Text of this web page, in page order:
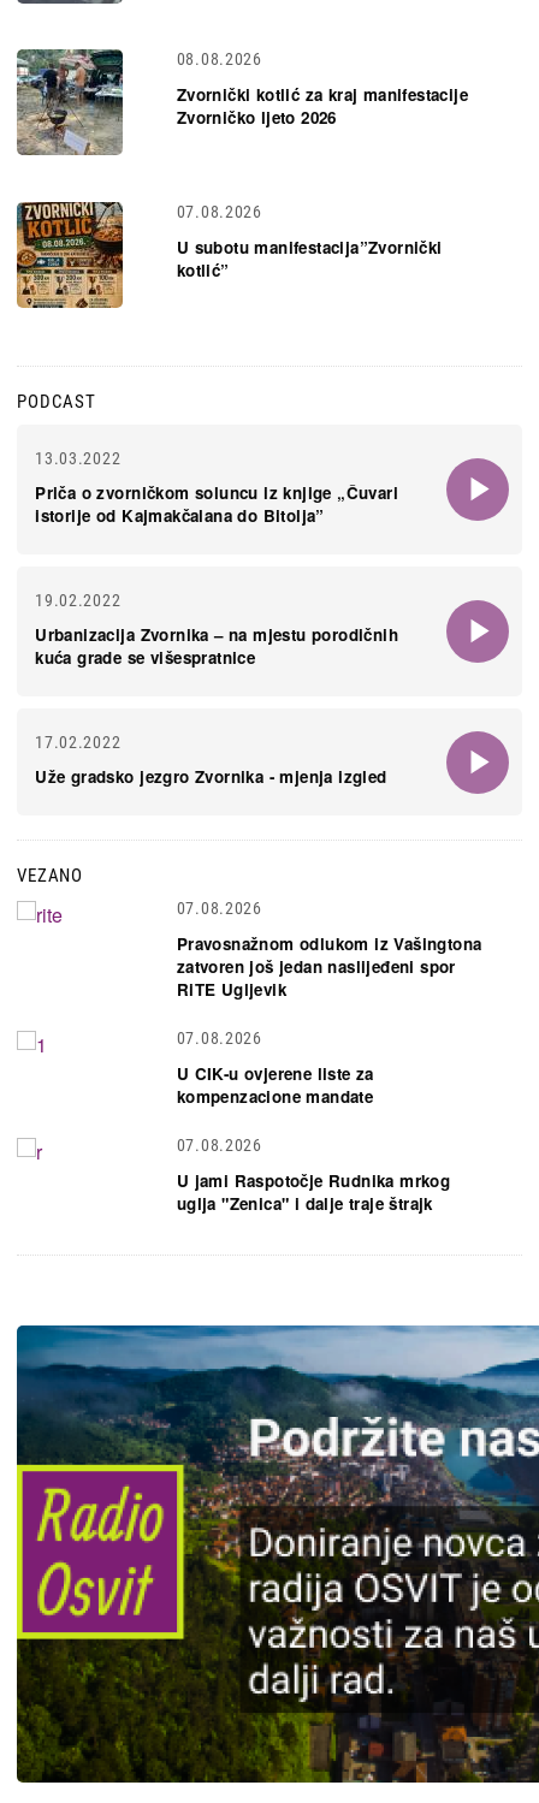
08.08.2026
Zvornički kotlić za kraj manifestacije
Zvorničko ljeto 2026
07.08.2026
U subotu manifestacija”Zvornički
kotlić”
PODCAST
13.03.2022
Priča o zvorničkom soluncu iz knjige „Čuvari
istorije od Kajmakčalana do Bitolja”
19.02.2022
Urbanizacija Zvornika – na mjestu porodičnih
kuća grade se višespratnice
17.02.2022
Uže gradsko jezgro Zvornika - mjenja izgled
VEZANO
07.08.2026
Pravosnažnom odlukom iz Vašingtona
zatvoren još jedan naslijeđeni spor
RiTE Ugljevik
07.08.2026
U CIK-u ovjerene liste za
kompenzacione mandate
07.08.2026
U jami Raspotočje Rudnika mrkog
uglja "Zenica" i dalje traje štrajk
Slika